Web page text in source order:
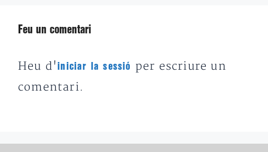
Feu un comentari
Heu d'iniciar la sessió
per escriure un
comentari.